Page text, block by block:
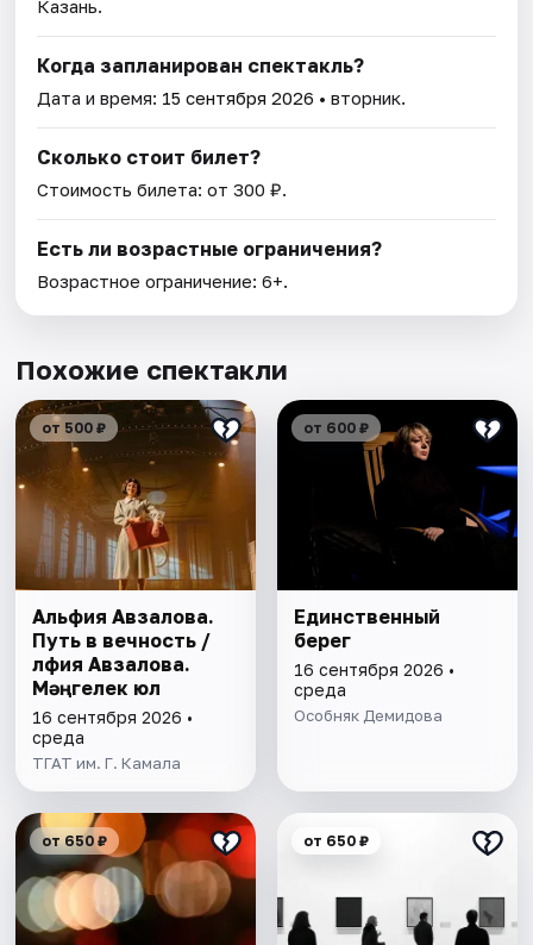
Казань.
Когда запланирован спектакль?
Дата и время: 15 сентября 2026 • вторник.
Сколько стоит билет?
Стоимость билета: от 300 ₽.
Есть ли возрастные ограничения?
Возрастное ограничение: 6+.
Похожие спектакли
от 500 ₽
Альфия Авзалова.
Путь в вечность /
Әлфия Авзалова.
Мәңгелек юл
16 сентября 2026 •
среда
ТГАТ им. Г. Камала
от 600 ₽
Единственный
берег
16 сентября 2026 •
среда
Особняк Демидова
от 650 ₽ от 650 ₽